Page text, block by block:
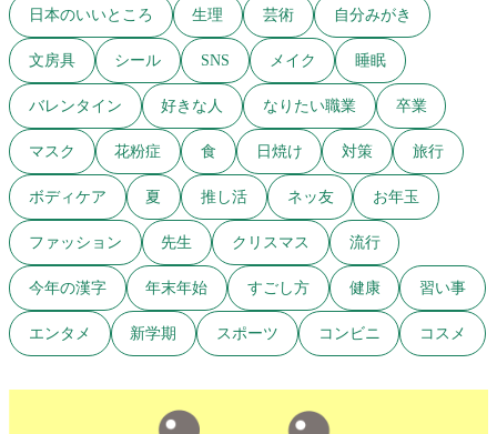
日本のいいところ 生理 芸術 自分みがき
文房具 シール SNS メイク 睡眠
バレンタイン 好きな人 なりたい職業 卒業
マスク 花粉症 食 日焼け 対策 旅行
ボディケア 夏 推し活 ネッ友 お年玉
ファッション 先生 クリスマス 流行
今年の漢字 年末年始 すごし方 健康 習い事
エンタメ 新学期 スポーツ コンビニ コスメ